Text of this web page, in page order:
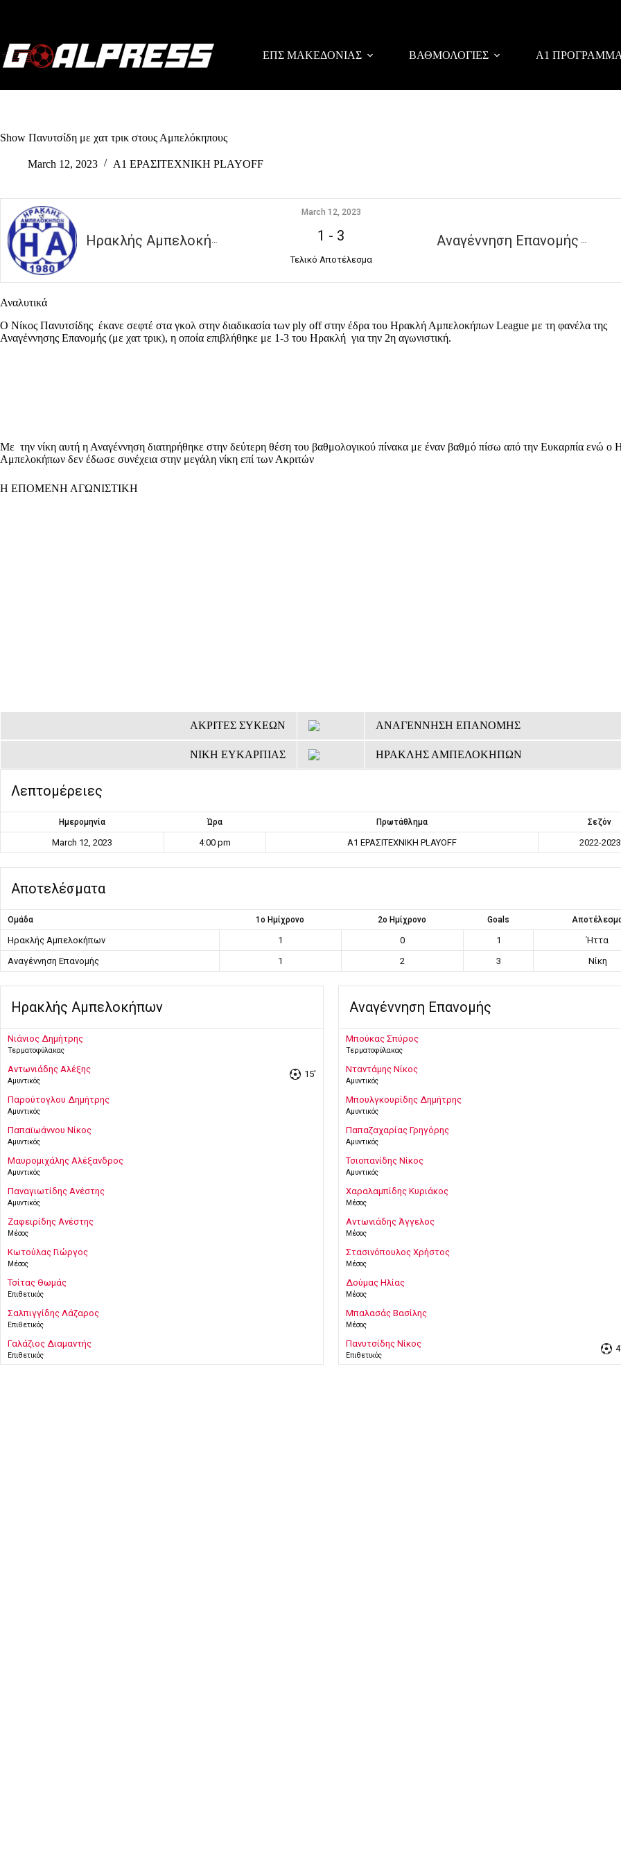
ΕΠΣ ΜΑΚΕΔΟΝΙΑΣ ΒΑΘΜΟΛΟΓΙΕΣ Α1
Show Πανυτσίδη με χατ τρικ στους Αμπελόκηπους
March 12, 2023 Α1 ΕΡΑΣΙΤΕΧΝΙΚΗ PLAYOFF
Ηρακλής Αμπελοκήπων Αναγέννηση Επανομής
March 12, 2023
1 - 3
Τελικό Αποτέλεσμα
Αναλυτικά
Ο Νίκος Πανυτσίδης έκανε σεφτέ στα γκολ στην διαδικασία των ply off στην έδρα του Ηρακλή Αμπελοκήπων League με τη φανέλα της
Αναγέννησης Επανομής (με χατ τρικ), η οποία επιβλήθηκε με 1-3 του Ηρακλή για την 2η αγωνιστική.
Με την νίκη αυτή η Αναγέννηση διατηρήθηκε στην δεύτερη θέση του βαθμολογικού πίνακα με έναν βαθμό πίσω από την Ευκαρπία ενώ ο
Αμπελοκήπων δεν έδωσε συνέχεια στην μεγάλη νίκη επί των Ακριτών
Η ΕΠΟΜΕΝΗ ΑΓΩΝΙΣΤΙΚΗ
ΑΚΡΙΤΕΣ ΣΥΚΕΩΝ ΑΝΑΓΕΝΝΗΣΗ ΕΠΑΝΟΜΗΣ
ΝΙΚΗ ΕΥΚΑΡΠΙΑΣ ΗΡΑΚΛΗΣ ΑΜΠΕΛΟΚΗΠΩΝ
Λεπτομέρειες
Ημερομηνία Ώρα Πρωτάθλημα Σεζόν
March 12, 2023 4:00 pm Α1 ΕΡΑΣΙΤΕΧΝΙΚΗ PLAYOFF 2022-2023
Αποτελέσματα
Ομάδα 1ο Ημίχρονο 2ο Ημίχρονο Goals
Ηρακλής Αμπελοκήπων 1 0 1
Ήττα
Αναγέννηση Επανομής
1 2 3 Νίκη
Ηρακλής Αμπελοκήπων
Νιάνιος Δημήτρης
Τερματοφύλακας
Αντωνιάδης Αλέξης
Αμυντικός
15'
Παρούτογλου Δημήτρης
Αμυντικός
Παπαϊωάννου Νίκος
Αμυντικός
Μαυρομιχάλης Αλέξανδρος
Αμυντικός
Παναγιωτίδης Ανέστης
Αμυντικός
Ζαφειρίδης Ανέστης
Μέσος
Κωτούλας Γιώργος
Μέσος
Τσίτας Θωμάς
Επιθετικός
Σαλπιγγίδης Λάζαρος
Επιθετικός
Γαλάζιος Διαμαντής
Επιθετικός
Αναγέννηση Επανομής
Μπούκας Σπύρος
Τερματοφύλακας
Νταντάμης Νίκος
Αμυντικός
Μπουλγκουρίδης Δημήτρης
Αμυντικός
Παπαζαχαρίας Γρηγόρης
Αμυντικός
Τσιοπανίδης Νίκος
Αμυντικός
Χαραλαμπίδης Κυριάκος
Μέσος
Αντωνιάδης Άγγελος
Μέσος
Στασινόπουλος Χρήστος
Μέσος
Δούμας Ηλίας
Μέσος
Μπαλασάς Βασίλης
Μέσος
Πανυτσίδης Νίκος
Επιθετικός